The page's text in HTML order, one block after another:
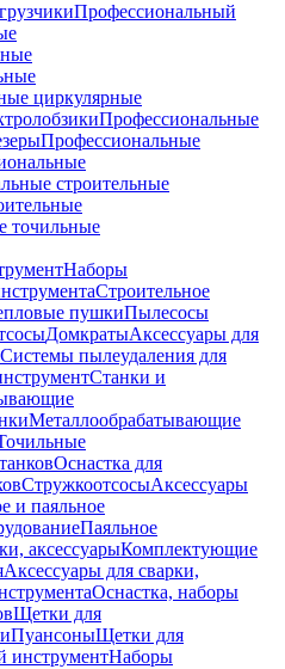
Профессиональный
циркулярные
Профессиональные
Профессиональные
строительные
точильные
Наборы
Строительное
пушкиПылесосы
ДомкратыАксессуары для
Системы пылеудаления для
Станки и
Металлообрабатывающие
Оснастка для
СтружкоотсосыАксессуары
и паяльное
Паяльное
аксессуарыКомплектующие
Аксессуары для сварки,
Оснастка, наборы
Щетки для
ПуансоныЩетки для
инструментНаборы